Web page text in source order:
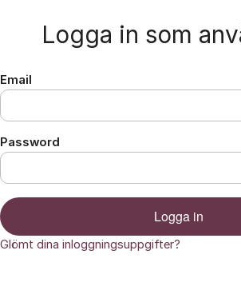
Logga in som
Email
Password
Logga in
Glömt dina inloggningsuppgifter?